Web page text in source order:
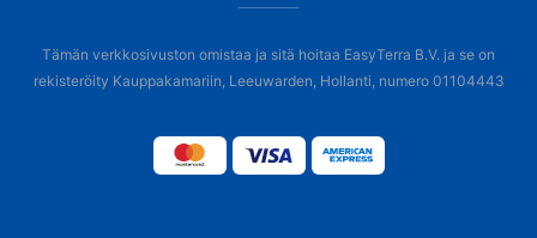
Tämän verkkosivuston omistaa ja sitä hoitaa EasyTerra B.V. ja se on
rekisteröity Kauppakamariin, Leeuwarden, Hollanti, numero 01104443